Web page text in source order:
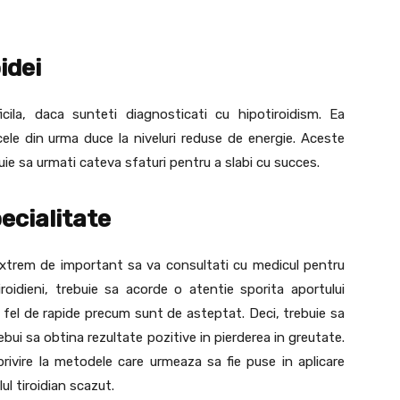
daca sunteti diagnosticati cu hipotiroidism. Ea
din urma duce la niveluri reduse de energie. Aceste
sa urmati cateva sfaturi pentru a slabi cu succes.
de important sa va consultati cu medicul pentru
trebuie sa acorde o atentie sporita aportului
de rapide precum sunt de asteptat. Deci, trebuie sa
sa obtina rezultate pozitive in pierderea in greutate.
la metodele care urmeaza sa fie puse in aplicare
tiroidian scazut.